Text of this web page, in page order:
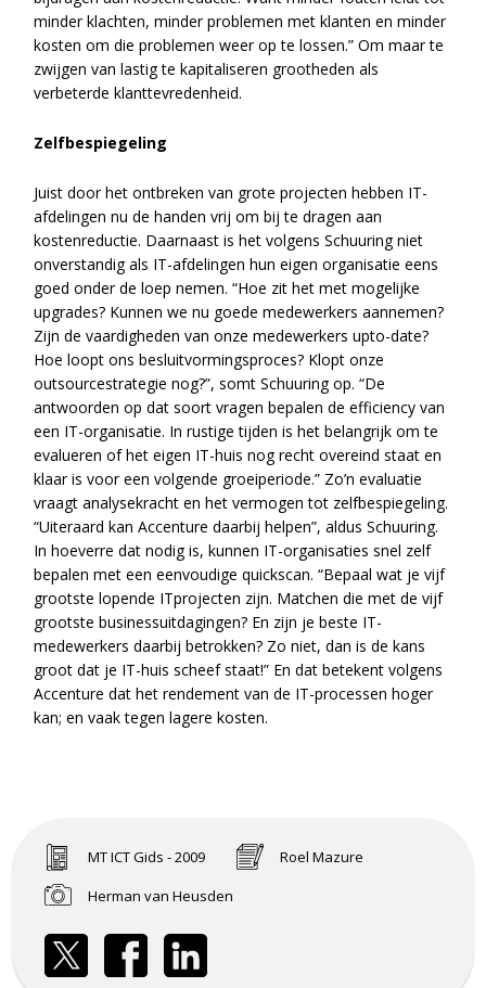
minder klachten, minder problemen met klanten en minder
kosten om die problemen weer op te lossen.” Om maar te
zwijgen van lastig te kapitaliseren grootheden als
verbeterde klanttevredenheid.
Zelfbespiegeling
Juist door het ontbreken van grote projecten hebben IT-
afdelingen nu de handen vrij om bij te dragen aan
kostenreductie. Daarnaast is het volgens Schuuring niet
onverstandig als IT-afdelingen hun eigen organisatie eens
goed onder de loep nemen. “Hoe zit het met mogelijke
upgrades? Kunnen we nu goede medewerkers aannemen?
Zijn de vaardigheden van onze medewerkers upto-date?
Hoe loopt ons besluitvormingsproces? Klopt onze
outsourcestrategie nog?”, somt Schuuring op. “De
antwoorden op dat soort vragen bepalen de efficiency van
een IT-organisatie. In rustige tijden is het belangrijk om te
evalueren of het eigen IT-huis nog recht overeind staat en
klaar is voor een volgende groeiperiode.” Zo’n evaluatie
vraagt analysekracht en het vermogen tot zelfbespiegeling.
“Uiteraard kan Accenture daarbij helpen”, aldus Schuuring.
In hoeverre dat nodig is, kunnen IT-organisaties snel zelf
bepalen met een eenvoudige quickscan. “Bepaal wat je vijf
grootste lopende ITprojecten zijn. Matchen die met de vijf
grootste businessuitdagingen? En zijn je beste IT-
medewerkers daarbij betrokken? Zo niet, dan is de kans
groot dat je IT-huis scheef staat!” En dat betekent volgens
Accenture dat het rendement van de IT-processen hoger
kan; en vaak tegen lagere kosten.
MT ICT Gids - 2009
Roel Mazure
Herman van Heusden